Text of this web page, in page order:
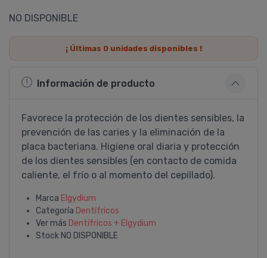
NO DISPONIBLE
¡ Últimas 0unidades disponibles !
Información de producto
Favorece la protección de los dientes sensibles, la
prevención de las caries y la eliminación de la
placa bacteriana. Higiene oral diaria y protección
de los dientes sensibles (en contacto de comida
caliente, el frí­o o al momento del cepillado).
Marca Elgydium
Categoría Dentí­fricos
Ver más Dentí­fricos + Elgydium
Stock NO DISPONIBLE